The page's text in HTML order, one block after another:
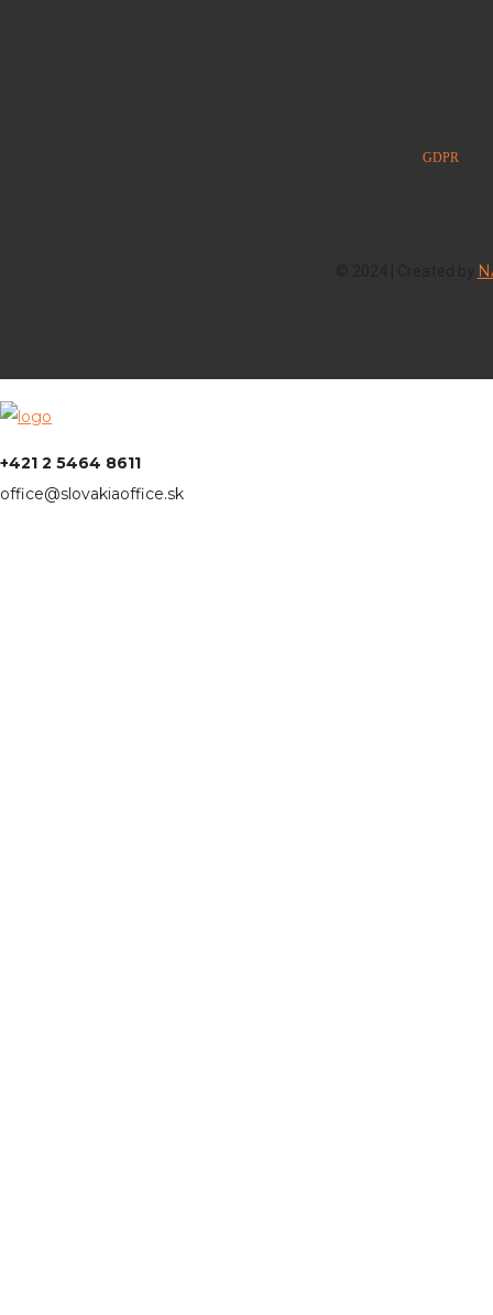
GDPR
+421 2 5464 8611
office@slovakiaoffice.sk